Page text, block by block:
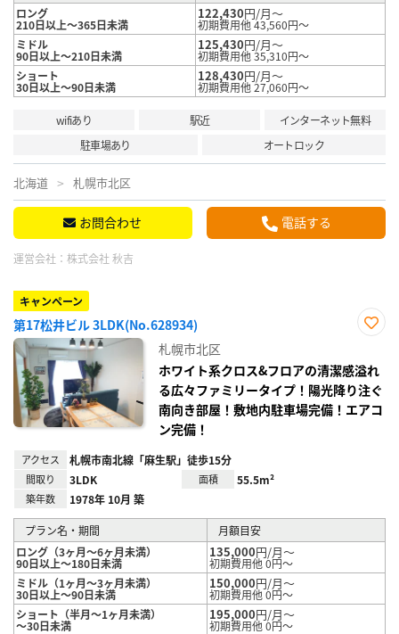
ロング
210日以上～365日未満
122,430円/月～
初期費用他 43,560円～
ミドル
90日以上～210日未満
125,430円/月～
初期費用他 35,310円～
ショート
30日以上～90日未満
128,430円/月～
初期費用他 27,060円～
wifiあり 駅近
インターネット無料
駐車場あり
オートロック
北海道 札幌市北区
お問合わせ 電話する
運営会社： 株式会社 秋吉
キャンペーン
第17松井ビル 3LDK(No.628934)
り登
録
札幌市北区
ホワイト系クロス&フロアの清潔感溢れ
る広々ファミリータイプ！陽光降り注ぐ
南向き部屋！敷地内駐車場完備！エアコ
ン完備！
アクセス 札幌市南北線「麻生駅」徒歩15分
間取り 3LDK 面積 55.5m²
築年数 1978年 10月 築
プラン名・期間
月額目安
ロング（3ヶ月～6ヶ月未満）
90日以上～180日未満
135,000円/月～
初期費用他 0円～
ミドル（1ヶ月～3ヶ月未満）
30日以上～90日未満
150,000円/月～
初期費用他 0円～
ショート（半月～1ヶ月未満）
～30日未満
195,000円/月～
初期費用他 0円～